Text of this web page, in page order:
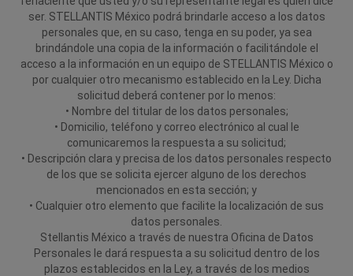
ser. STELLANTIS México podrá brindarle acceso a los datos
personales que, en su caso, tenga en su poder, ya sea
brindándole una copia de la información o facilitándole el
acceso a la información en un equipo de STELLANTIS México o
por cualquier otro mecanismo establecido en la Ley. Dicha
solicitud deberá contener por lo menos:
• Nombre del titular de los datos personales;
• Domicilio, teléfono y correo electrónico al cual le
comunicaremos la respuesta a su solicitud;
• Descripción clara y precisa de los datos personales respecto
de los que se solicita ejercer alguno de los derechos
mencionados en esta sección; y
• Cualquier otro elemento que facilite la localización de sus
datos personales.
Stellantis México a través de nuestra Oficina de Datos
Personales le dará respuesta a su solicitud dentro de los
plazos establecidos en la Ley, a través de los medios